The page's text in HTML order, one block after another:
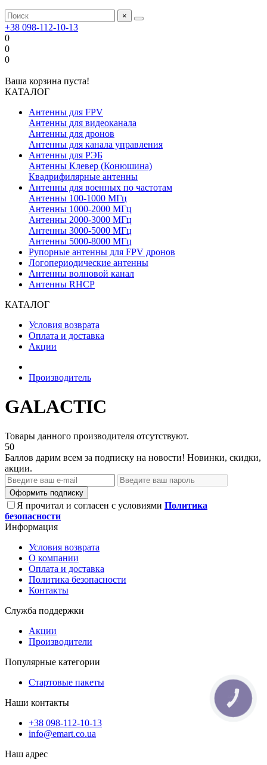
×
+38 098-112-10-13
0
0
0
Ваша корзина пуста!
КАТАЛОГ
Антенны для FPV
Антенны для видеоканала
Антенны для дронов
Антенны для канала управления
Антенны для РЭБ
Антенны Клевер (Конюшина)
Квадрифилярные антенны
Антенны для военных по частотам
Антенны 100-1000 МГц
Антенны 1000-2000 МГц
Антенны 2000-3000 МГц
Антенны 3000-5000 МГц
Антенны 5000-8000 МГц
Рупорные антенны для FPV дронов
Логопериодические антенны
Антенны волновой канал
Антенны RHCP
КАТАЛОГ
Условия возврата
Оплата и доставка
Акции
Производитель
GALACTIC
Товары данного производителя отсутствуют.
50
Баллов дарим всем за подписку на новости! Новинки, скидки,
акции.
Оформить подписку
Я прочитал и согласен с условиями Политика
безопасности
Информация
Условия возврата
О компании
Оплата и доставка
Политика безопасности
Контакты
Служба поддержки
Акции
Производители
Популярные категории
Стартовые пакеты
Наши контакты
+38 098-112-10-13
info@emart.co.ua
Наш адрес
КНОПКА
ЗВ'ЯЗКУ